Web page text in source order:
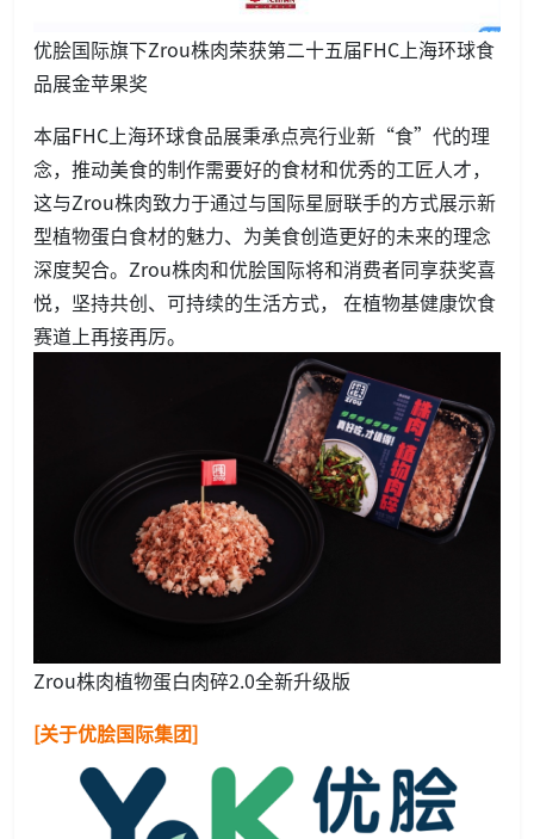
优脍国际旗下Zrou株肉荣获第二十五届FHC上海环球食
品展金苹果奖
本届FHC上海环球食品展秉承点亮行业新“食”代的理
念，推动美食的制作需要好的食材和优秀的工匠人才，
这与Zrou株肉致力于通过与国际星厨联手的方式展示新
型植物蛋白食材的魅力、为美食创造更好的未来的理念
深度契合。Zrou株肉和优脍国际将和消费者同享获奖喜
悦，坚持共创、可持续的生活方式， 在植物基健康饮食
赛道上再接再厉。
Zrou株肉植物蛋白肉碎2.0全新升级版
[关于优脍国际集团]